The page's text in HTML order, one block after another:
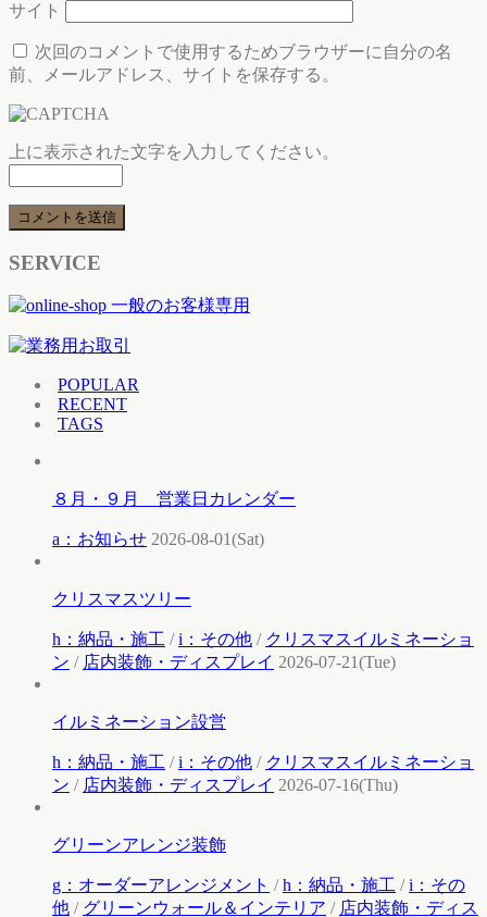
サイト
次回のコメントで使用するためブラウザーに自分の名
前、メールアドレス、サイトを保存する。
上に表示された文字を入力してください。
SERVICE
POPULAR
RECENT
TAGS
８月・９月 営業日カレンダー
a：お知らせ 2026-08-01(Sat)
クリスマスツリー
h：納品・施工 /i：その他 / クリスマスイルミネーショ
ン / 店内装飾・ディスプレイ 2026-07-21(Tue)
イルミネーション設営
h：納品・施工 /i：その他 / クリスマスイルミネーショ
ン / 店内装飾・ディスプレイ 2026-07-16(Thu)
グリーンアレンジ装飾
g：オーダーアレンジメント /h：納品・施工 /i：その
他 / グリーンウォール＆インテリア / 店内装飾・ディス